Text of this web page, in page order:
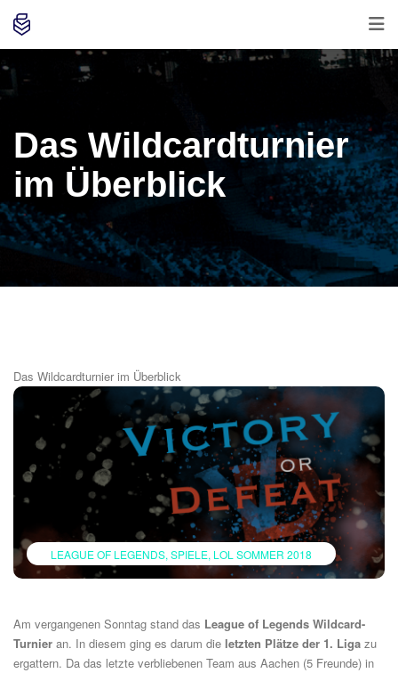
Das Wildcardturnier
im Überblick
Das Wildcardturnier im Überblick
LEAGUE OF LEGENDS SPIELE LOL SOMMER 2018
Am vergangenen Sonntag stand das League of Legends Wildcard-
Turnier an. In diesem ging es darum die letzten Plätze der 1. Liga zu
ergattern. Da das letzte verbliebenen Team aus Aachen (5 Freunde) in